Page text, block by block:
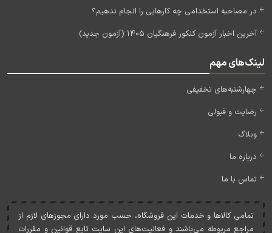
در مصاحبه استخدامی چه کارهایی را انجام ندهیم؟
آخرین اخبار آزمون کنکور فرهنگیان 1405 (آزمون جدید)
لینک‌های مهم
چهارشنبه‌های تخفیفی
رضایت و قبولی
وبلاگ
درباره ما
تماس با ما
تمامی کالاها و خدمات اين فروشگاه، حسب مورد دارای مجوزهای لازم از
مراجع مربوطه می‌باشند و فعاليت‌های اين سايت تابع قوانين و مقررات